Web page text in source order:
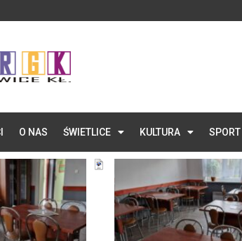
O NAS ŚWIETLICE KULTURA SPORT